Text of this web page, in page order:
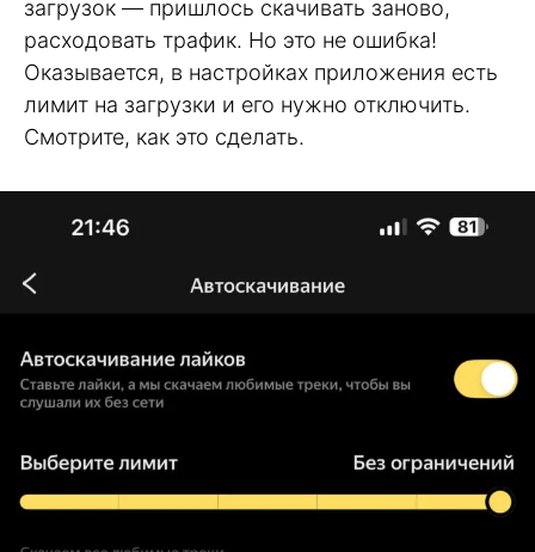
загрузок — пришлось скачивать заново,
расходовать трафик. Но это не ошибка!
Оказывается, в настройках приложения есть
лимит на загрузки и его нужно отключить.
Смотрите, как это сделать.